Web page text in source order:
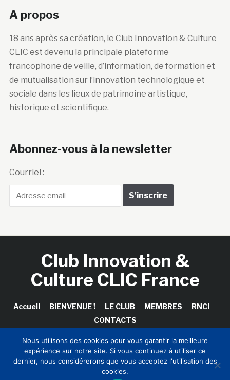
A propos
18 ans après sa création, le Club Innovation & Culture
CLIC est devenu la principale plateforme
francophone de veille, d’information, de formation et
de mutualisation sur l’innovation technologique et
sociale dans les lieux de patrimoine artistique,
historique et scientifique.
Abonnez-vous à la newsletter
Courriel :
Club Innovation &
Culture CLIC France
Accueil BIENVENUE ! LE CLUB MEMBRES
RNCI
CONTACTS
Copyright © 2026 Club Innovation & Culture CLIC France /
Sinapses Conseils
Nous utilisons des cookies pour vous garantir la meilleure
expérience sur notre site. Si vous continuez à utiliser ce
dernier, nous considérerons que vous acceptez l'utilisation des
cookies.